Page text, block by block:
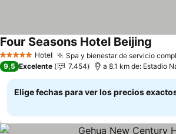
5 Estrellas Hotel Spa y bienestar de servicio
Four Seasons Hotel Beijing
9,5 Excelente 7.454 a 8.1 km de: Estadio
Elige fechas para ver los precios